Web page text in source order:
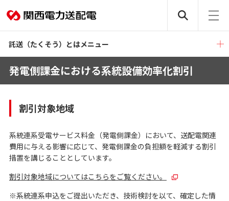
託送（たくそう）とはメニュー
発電側課金における系統設備効率化割引
割引対象地域
系統連系受電サービス料金（発電側課金）において、送配電関連
費用に与える影響に応じて、発電側課金の負担額を軽減する割引
措置を講じることとしています。
割引対象地域についてはこちらをご覧ください。
※系統連系申込をご提出いただき、技術検討を以て、確定した情